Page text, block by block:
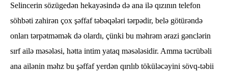
Selincerin sözügedən hekayəsində də ana ilə qızının telefon
söhbəti zahirən çox şəffaf təbəqələri tərpədir, belə götürəndə
onları tərpətməmək də olardı, çünki bu məhrəm ərazi gənclərin
sırf ailə məsələsi, hətta intim yataq məsələsidir. Amma təcrübəli
ana ailənin məhz bu şəffaf yerdən qırılıb töküləcəyini sövq-təbii